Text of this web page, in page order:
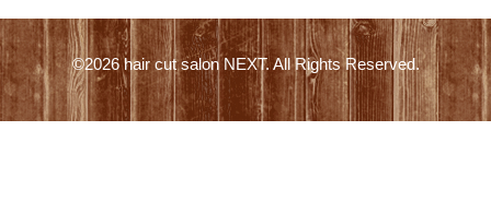
©2026hair cut salon NEXT. All Rights Reserved.